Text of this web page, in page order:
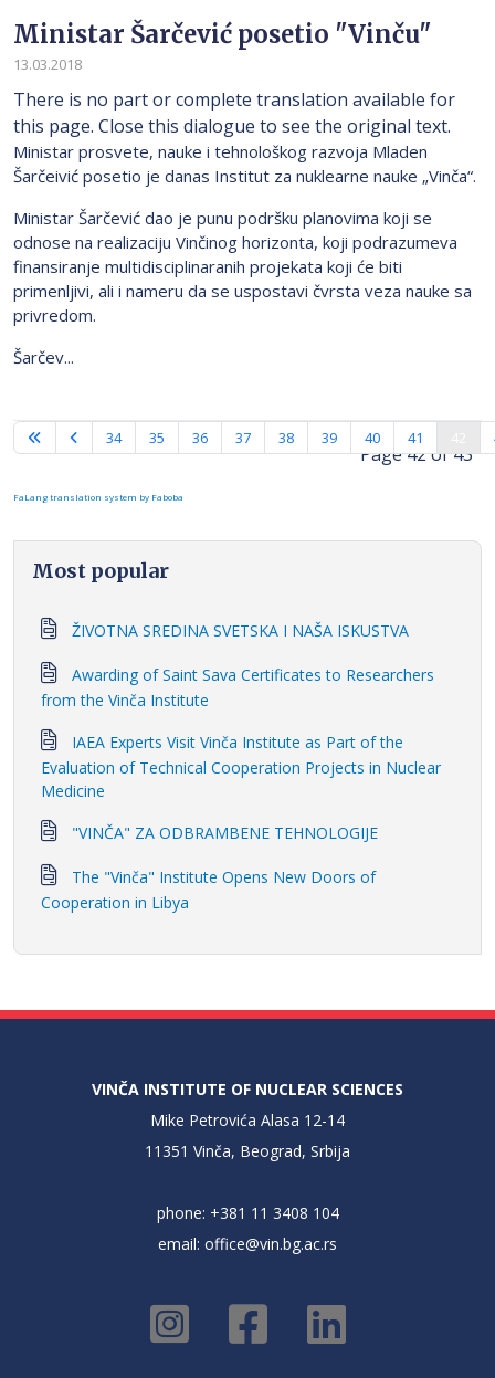
Ministar Šarčević posetio "Vinču"
13.03.2018
There is no part or complete translation available for
this page. Close this dialogue to see the original text.
Ministar prosvete, nauke i tehnološkog razvoja Mladen
Šarčeivić posetio je danas Institut za nuklearne nauke „Vinča“.
Ministar Šarčević dao je punu podršku planovima koji se
odnose na realizaciju Vinčinog horizonta, koji podrazumeva
finansiranje multidisciplinaranih projekata koji će biti
primenljivi, ali i nameru da se uspostavi čvrsta veza nauke sa
privredom.
Šarčev...
Page 42 of 43
34 35 36 37 38 39 40 41
FaLang translation system by Faboba
Most popular
ŽIVOTNA SREDINA SVETSKA I NAŠA ISKUSTVA
Awarding of Saint Sava Certificates to Researchers
from the Vinča Institute
IAEA Experts Visit Vinča Institute as Part of the
Evaluation of Technical Cooperation Projects in Nuclear
Medicine
"VINČA" ZA ODBRAMBENE TEHNOLOGIJE
The "Vinča" Institute Opens New Doors of
Cooperation in Libya
VINČA INSTITUTE OF NUCLEAR SCIENCES
Mike Petrovića Alasa 12-14
11351 Vinča, Beograd, Srbija
phone: +381 11 3408 104
email: office@vin.bg.ac.rs